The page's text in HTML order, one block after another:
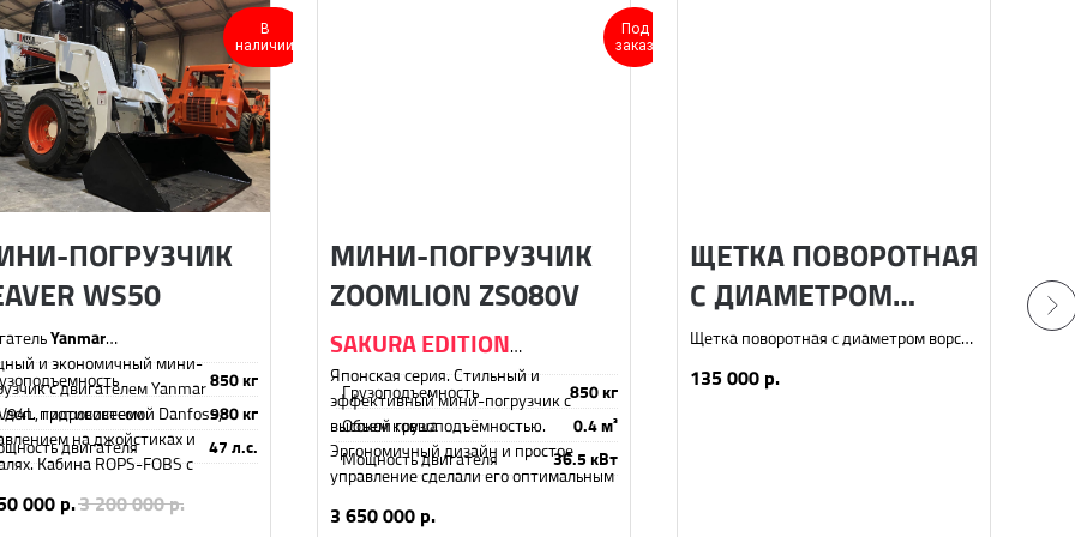
В
наличии
ПОГРУЗЧИК
WS50
Yanmar
и экономичный мини-
с двигателем Yanmar
гидросистемой Danfoss,
на джойстиках и
Кабина ROPS-FOBS с
безопасность и комфорт
850 кг
доп. противовесом
980 кг
двигателя
47 л.с.
000 р.3 200 000р.
Под
заказ
МИНИ-ПОГРУЗЧИК
ZOOMLION ZS080V
SAKURA EDITION
Японская серия. Стильный и
эффективный мини-погрузчик с
высокой грузоподъёмностью.
Эргономичный дизайн и простое
управление сделали его оптимальным
ярких проектов
Грузоподъемность
850 кг
Объем ковша
0.4 м³
Мощность двигателя
36.5 кВт
3 650 000 р.
ЩЕТКА ПОВОРОТНАЯ
С ДИАМЕТРОМ
ВОРСА 550 ММ
Щетка поворотная с диаметром ворса
135 000 р.